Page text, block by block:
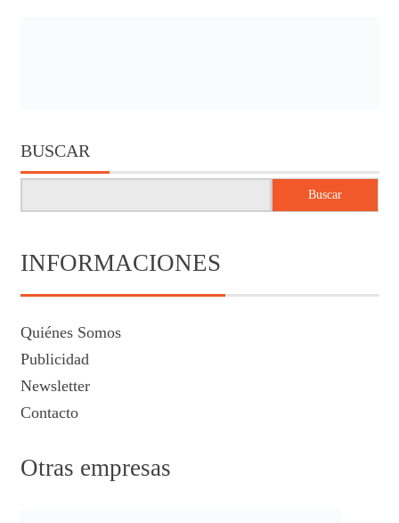
BUSCAR
Buscar
INFORMACIONES
Quiénes Somos
Publicidad
Newsletter
Contacto
Otras empresas